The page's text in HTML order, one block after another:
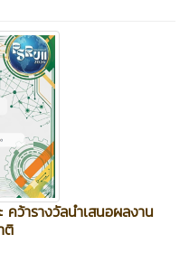
ารางวัลนำเสนอผลงาน
ติ